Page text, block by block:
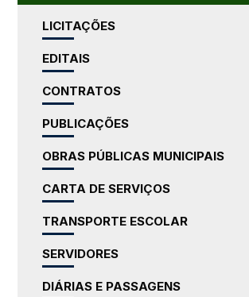
LICITAÇÕES
EDITAIS
CONTRATOS
PUBLICAÇÕES
OBRAS PÚBLICAS MUNICIPAIS
CARTA DE SERVIÇOS
TRANSPORTE ESCOLAR
SERVIDORES
DIÁRIAS E PASSAGENS